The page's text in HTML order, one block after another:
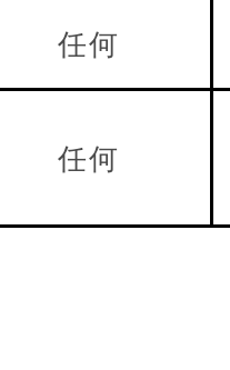
任何
任何